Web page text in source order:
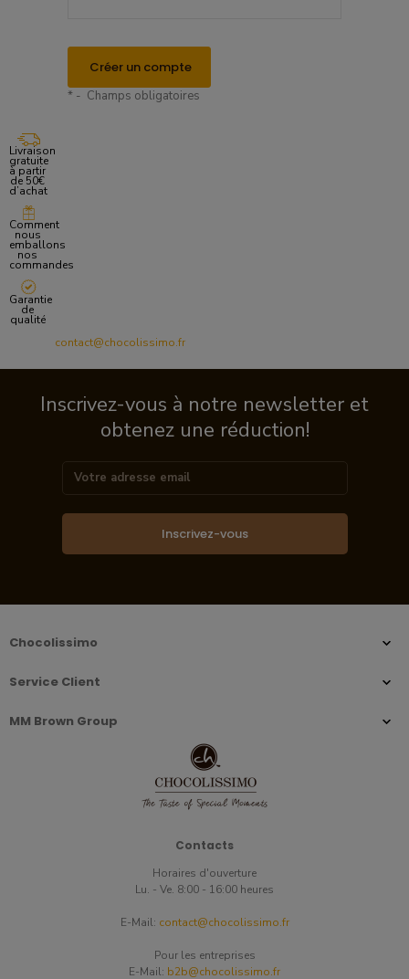
Créer un compte
* - Champs obligatoires
Livraison
gratuite
à partir
de 50€
d’achat
Comment
nous
emballons
nos
commandes
Garantie
de
qualité
contact@chocolissimo.fr
Inscrivez-vous à notre newsletter et
obtenez une réduction!
Inscrivez-vous
Chocolissimo
Service Client
MM Brown Group
Contacts
Horaires d'ouverture
Lu. - Ve. 8:00 - 16:00 heures
E-Mail: contact@chocolissimo.fr
Pour les entreprises
E-Mail: b2b@chocolissimo.fr